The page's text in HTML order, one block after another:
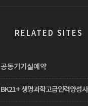
RELATED SITES
공동기기실예약
BK21+ 생명과학고급인력양성